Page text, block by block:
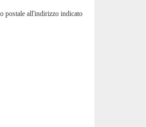
postale all'indirizzo indicato